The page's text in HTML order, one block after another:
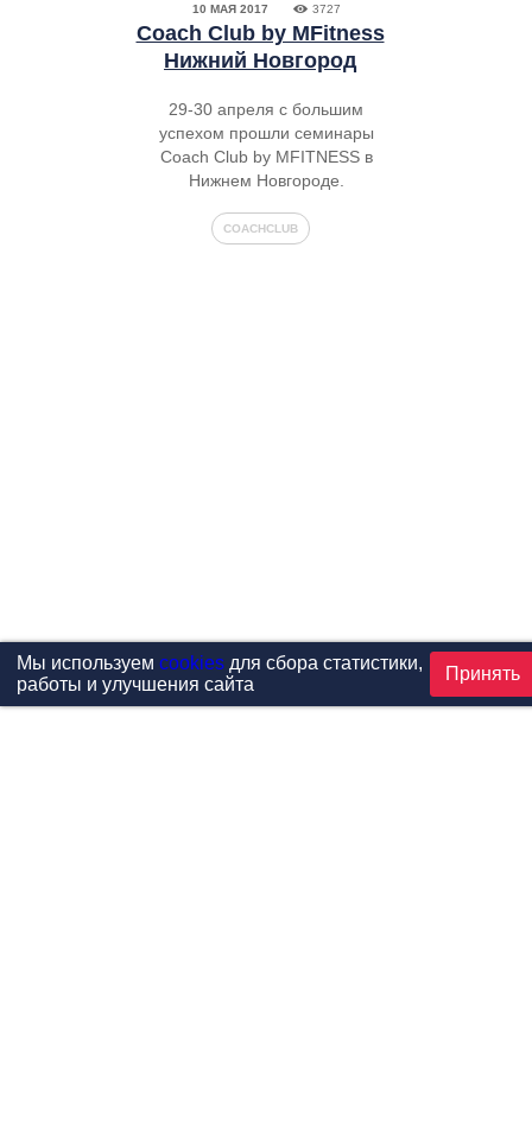
10 МАЯ 2017 3727
Coach Club by MFitness
Нижний Новгород
29-30 апреля с большим
успехом прошли семинары
Coach Club by MFITNESS в
Нижнем Новгороде.
COACHCLUB
Мы используем cookiesдля сбора статистики,
работы и улучшения сайта
Принять